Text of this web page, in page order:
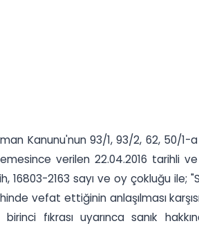
Kanunu'nun 93/1, 93/2, 62,
verilen 22.04.2016 tarihli
2163 sayı ve oy çokluğu ile;
vefat ettiğinin anlaşılması
fıkrası uyarınca sanık